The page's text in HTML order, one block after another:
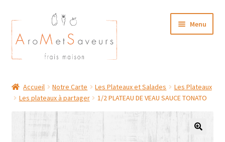
Aller
à
la
navigation
Aller
au
contenu
Menu
Plat du Jour/ Menu Week end
NOS BOUTIQUES
Accueil Notre Carte Les Plateaux et Salades
Les Plateaux
Les plateaux à partager
1/2 PLATEAU DE VEAU SAUCE TONATO